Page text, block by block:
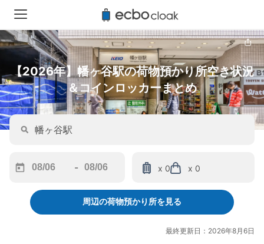
【2026年】幡ヶ谷駅の荷物預かり所空き状況
＆コインロッカーまとめ
forward
interact
-
backward
to
interact
x 0 x 0
周辺の荷物預かり所を見る
最終更新日：2026年8月6日